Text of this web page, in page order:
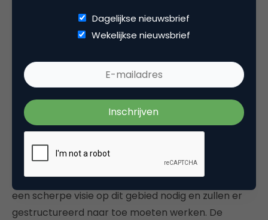
methode om de resultaten te communiceren.
Experience Officer
Peter is iemand die je een beetje gek aankijkt als je
zichzelf oprechte aandacht voor hoe klanten zijn
dienstverlening beleven. Veel organisaties zullen dit
echter actief moeten ontwikkelen. Het lijkt mij een
kwestie van tijd voordat er vacatures ontstaan voor
de Chief Experience Officer. Organisaties hebben
een scherpe visie op dit gebied nodig en zullen er
gestructureerd naar toe moeten werken. De
Dagelijkse nieuwsbrief
Wekelijkse nieuwsbrief